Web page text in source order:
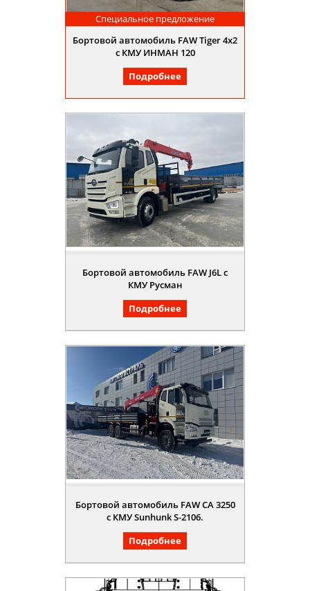
Специальное предложение
Бортовой автомобиль FAW Tiger 4x2
с КМУ ИНМАН 120
Подробнее
Бортовой автомобиль FAW J6L с
КМУ Русман
Подробнее
Бортовой автомобиль FAW CA 3250
с КМУ Sunhunk S-2106.
Подробнее